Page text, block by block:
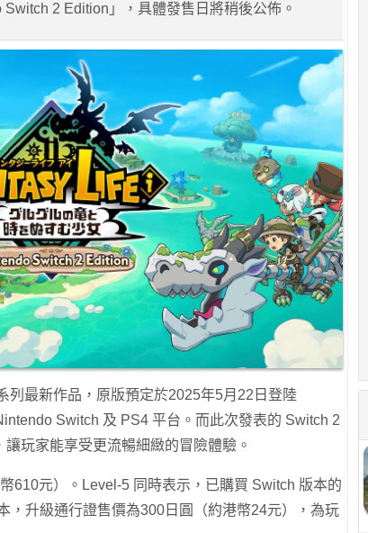
2 Edition」，具體發售日將稍後公佈。
列最新作品，原版預定於2025年5月22日登陸
Switch 及 PS4 平台。而此次發表的 Switch 2
玩家能享受更流暢細緻的冒險體驗。
610元）。Level-5 同時表示，已購買 Switch 版本的
，升級通行證售價為300日圓（約港幣24元），為玩